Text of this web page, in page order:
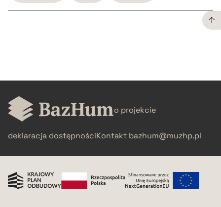
BIBTEX
o projekcie
deklaracja dostępnościKontakt bazhum@muzhp.pl